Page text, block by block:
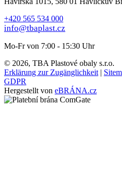
+420 565 534 000
info@tbaplast.cz
Mo-Fr von 7:00 - 15:30 Uhr
© 2026, TBA Plastové obaly s.r.o.
Erklärung zur Zugänglichkeit |
GDPR
Hergestellt von eBRÁNA.cz